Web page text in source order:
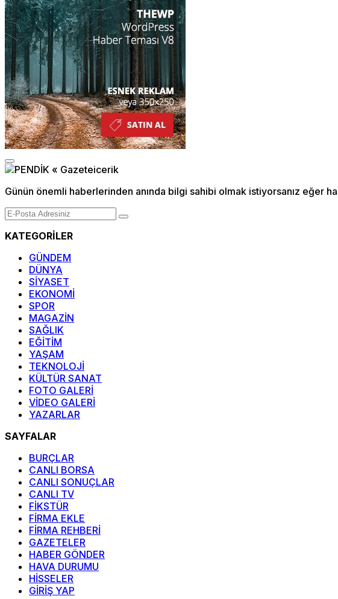
Günün önemli haberlerinden anında bilgi sahibi olmak istiyorsanız eğer
KATEGORİLER
GÜNDEM
DÜNYA
SİYASET
EKONOMİ
SPOR
MAGAZİN
SAĞLIK
EĞİTİM
YAŞAM
TEKNOLOJİ
KÜLTÜR SANAT
FOTO GALERİ
VİDEO GALERİ
YAZARLAR
SAYFALAR
BURÇLAR
CANLI BORSA
CANLI SONUÇLAR
CANLI TV
FİKSTÜR
FİRMA EKLE
FİRMA REHBERİ
GAZETELER
HABER GÖNDER
HAVA DURUMU
HİSSELER
GİRİŞ YAP